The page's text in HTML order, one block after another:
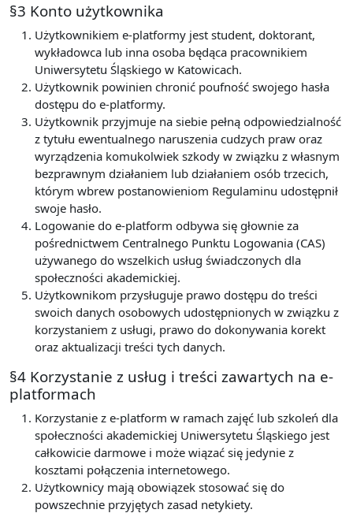
§3 Konto użytkownika
Użytkownikiem e-platformy jest student, doktorant,
wykładowca lub inna osoba będąca pracownikiem
Uniwersytetu Śląskiego w Katowicach.
Użytkownik powinien chronić poufność swojego hasła
dostępu do e-platformy.
Użytkownik przyjmuje na siebie pełną odpowiedzialność
z tytułu ewentualnego naruszenia cudzych praw oraz
wyrządzenia komukolwiek szkody w związku z własnym
bezprawnym działaniem lub działaniem osób trzecich,
którym wbrew postanowieniom Regulaminu udostępnił
swoje hasło.
Logowanie do e-platform odbywa się głownie za
pośrednictwem Centralnego Punktu Logowania (CAS)
używanego do wszelkich usług świadczonych dla
społeczności akademickiej.
Użytkownikom przysługuje prawo dostępu do treści
swoich danych osobowych udostępnionych w związku z
korzystaniem z usługi, prawo do dokonywania korekt
oraz aktualizacji treści tych danych.
§4 Korzystanie z usług i treści zawartych na e-
platformach
Korzystanie z e-platform w ramach zajęć lub szkoleń dla
społeczności akademickiej Uniwersytetu Śląskiego jest
całkowicie darmowe i może wiązać się jedynie z
kosztami połączenia internetowego.
Użytkownicy mają obowiązek stosować się do
powszechnie przyjętych zasad netykiety.